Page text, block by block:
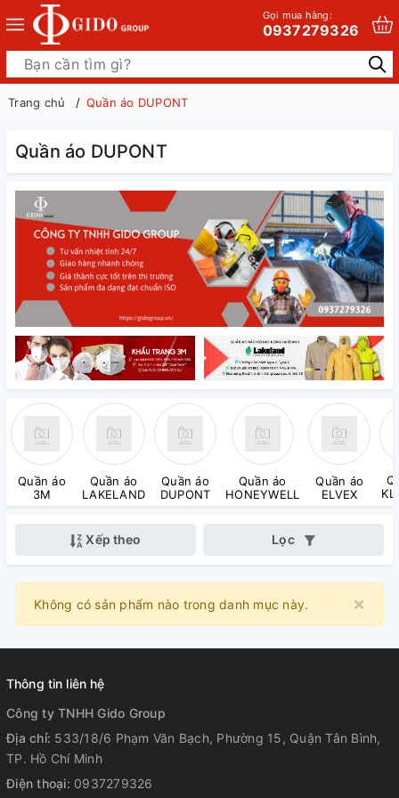
Gọi mua hàng:
0937279326
Trang chủ Quần áo DUPONT
Quần áo DUPONT
Quần áo
3M
Quần áo
LAKELAND
Quần áo
DUPONT
Quần áo
HONEYWELL
Quần áo
ELVEX
Xếp theo Lọc
×
Không có sản phẩm nào trong danh mục này.
Thông tin liên hệ
Công ty TNHH Gido Group
Địa chỉ: 533/18/6 Phạm Văn Bạch, Phường 15, Quận Tân Bình,
TP. Hồ Chí Minh
Điện thoại: 0937279326